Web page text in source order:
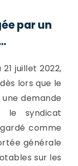
par un
juillet 2022,
lors que le
demande
le syndicat
comme
générale
sur les